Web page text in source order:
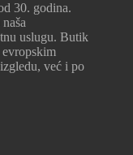
30. godina.
uslugu. Butik
već i po